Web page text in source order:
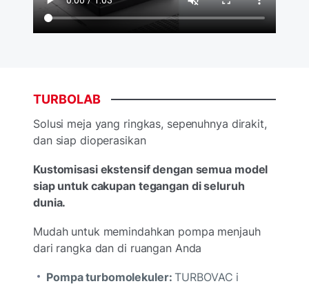
TURBOLAB
Solusi meja yang ringkas, sepenuhnya dirakit,
dan siap dioperasikan
Kustomisasi ekstensif dengan semua model
siap untuk cakupan tegangan di seluruh
dunia.
Mudah untuk memindahkan pompa menjauh
dari rangka dan di ruangan Anda
Pompa turbomolekuler:TURBOVAC i